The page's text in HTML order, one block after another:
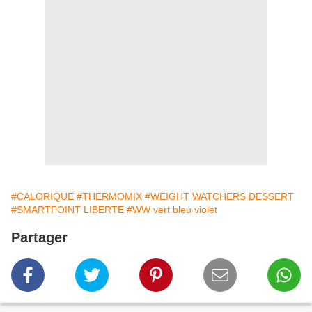
#CALORIQUE #THERMOMIX #WEIGHT WATCHERS DESSERT
#SMARTPOINT LIBERTE #WW vert bleu violet
Partager